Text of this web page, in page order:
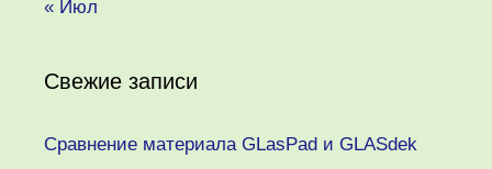
« Июл
Свежие записи
Сравнение материала GLasPad и GLASdek